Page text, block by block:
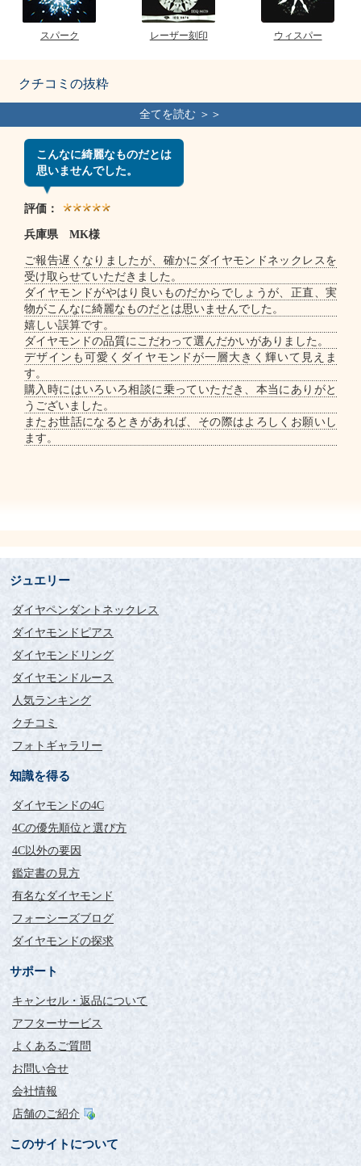
スパーク レーザー刻印 ウィスパー
クチコミの抜粋
こんなに綺麗なものだとは
思いませんでした。
評価：
兵庫県 MK様
ご報告遅くなりましたが、確かにダイヤモンドネックレスを
受け取らせていただきました。
ダイヤモンドがやはり良いものだからでしょうが、正直、実
物がこんなに綺麗なものだとは思いませんでした。
嬉しい誤算です。
ダイヤモンドの品質にこだわって選んだかいがありました。
デザインも可愛くダイヤモンドが一層大きく輝いて見えま
す。
購入時にはいろいろ相談に乗っていただき、本当にありがと
うございました。
またお世話になるときがあれば、その際はよろしくお願いし
ます。
ジュエリー
ダイヤペンダントネックレス
ダイヤモンドピアス
ダイヤモンドリング
ダイヤモンドルース
人気ランキング
クチコミ
フォトギャラリー
知識を得る
ダイヤモンドの4C
4Cの優先順位と選び方
4C以外の要因
鑑定書の見方
有名なダイヤモンド
フォーシーズブログ
ダイヤモンドの探求
サポート
キャンセル・返品について
アフターサービス
よくあるご質問
お問い合せ
会社情報
店舗のご紹介
このサイトについて